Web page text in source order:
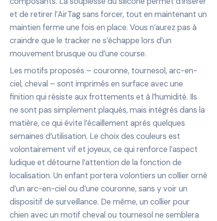
et de retirer l’AirTag sans forcer, tout en maintenant un
maintien ferme une fois en place. Vous n’aurez pas à
craindre que le tracker ne s’échappe lors d’un
mouvement brusque ou d’une course.
Les motifs proposés – couronne, tournesol, arc-en-
ciel, cheval – sont imprimés en surface avec une
finition qui résiste aux frottements et à l’humidité. Ils
ne sont pas simplement plaqués, mais intégrés dans la
matière, ce qui évite l’écaillement après quelques
semaines d’utilisation. Le choix des couleurs est
volontairement vif et joyeux, ce qui renforce l’aspect
ludique et détourne l’attention de la fonction de
localisation. Un enfant portera volontiers un collier orné
d’un arc-en-ciel ou d’une couronne, sans y voir un
dispositif de surveillance. De même, un collier pour
chien avec un motif cheval ou tournesol ne semblera